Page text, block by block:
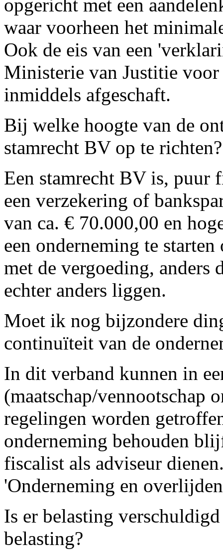
opgericht met een
waar voorheen het
Ook de eis van een
Ministerie van Justitie
inmiddels afgeschaft.
Bij welke hoogte van de
stamrecht BV op te richten?
Een stamrecht BV is, puur
een verzekering of
van ca. € 70.000,00 en
een onderneming te
met de vergoeding, anders
echter anders liggen.
Moet ik nog bijzondere
continuïteit van de
In dit verband kunnen in
(maatschap/vennootschap
regelingen worden
onderneming behouden
fiscalist als adviseur
'Onderneming en
Is er belasting
belasting?